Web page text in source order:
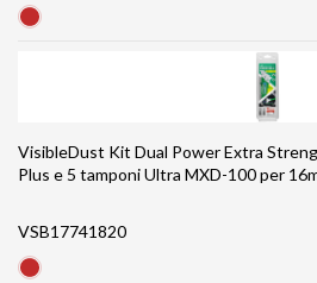
VisibleDust Kit Dual Power Extra Strenght
Plus e 5 tamponi Ultra MXD-100 per
VSB17741820